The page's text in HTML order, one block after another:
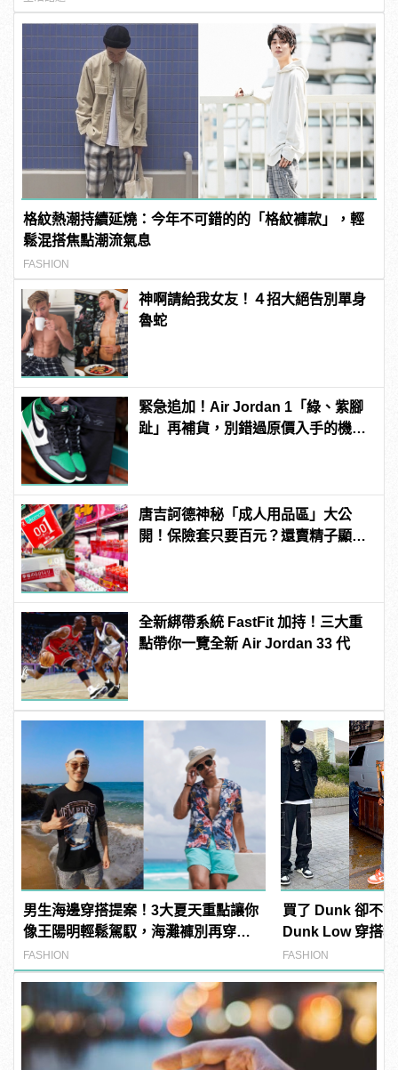
格紋熱潮持續延燒：今年不可錯的的「格紋褲款」，輕
鬆混搭焦點潮流氣息
FASHION
神啊請給我女友！４招大絕告別單身
魯蛇
緊急追加！Air Jordan 1「綠、紫腳
趾」再補貨，別錯過原價入手的機
唐吉訶德神秘「成人用品區」大公
開！保險套只要百元？還賣精子顯微
全新綁帶系統 FastFit 加持！三大重
點帶你一覽全新 Air Jordan 33 代
男生海邊穿搭提案！3大夏天重點讓你
像王陽明輕鬆駕馭，海灘褲別再穿
啦！
FASHION
買了 Dunk 卻不
Dunk Low 穿搭
最火潮鞋！
FASHION